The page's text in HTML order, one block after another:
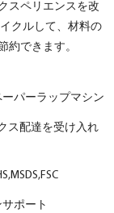
スペリエンスを改
クルして、材料の
約できます。
パーラップマシン
ス配達を受け入れ
ポート